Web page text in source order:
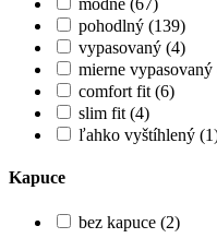
pohodlný (139)
vypasovaný (4)
mierne vypasovaný
comfort fit (6)
slim fit (4)
ľahko vyštíhlený
Kapuce
bez kapuce (2)